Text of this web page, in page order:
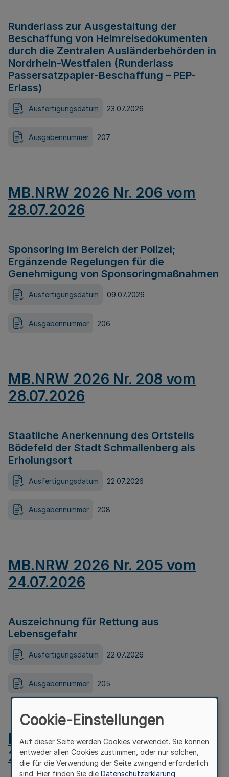
Runderlass zur Ausgestaltung der
Beschaffung von Heimreisedokumenten
durch die Zentralen Ausländerbehörden in
Nordrhein-Westfalen (Runderlass
Passersatzpapier-Beschaffung – PEP-
Erlass)
Ausfertigungsdatum 23.07.2026
Ausgabennummer 207
MB.NRW 2026 Nr. 206 vom
28.07.2026
Sponsoring im Bereich der Polizei;
Ergänzende Regelungen für die
Genehmigung von Sponsoringmaßnahmen
Ausfertigungsdatum 09.07.2026
Ausgabennummer 206
MB.NRW 2026 Nr. 208 vom
28.07.2026
Staatliche Anerkennung des Ortsteils
Bödefeld der Stadt Schmallenberg als
Erholungsort
Ausfertigungsdatum 22.07.2026
Ausgabennummer 208
MB.NRW 2026 Nr. 205 vom
24.07.2026
Auszeichnung für Rettung aus
Lebensgefahr
Ausfertigungsdatum 22.07.2026
Ausgabennummer 205
MB.NRW 2026 Nr. 204 vom
24.07.2026
Cookie-Einstellungen
Auf dieser Seite werden Cookies verwendet. Sie können
entweder allen Cookies zustimmen, oder nur solchen,
die für die Verwendung der Seite zwingend erforderlich
sind. Hier finden Sie die Datenschutzerklärung